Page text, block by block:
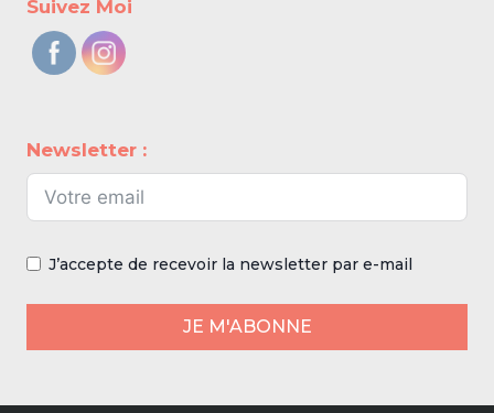
Suivez Moi
Newsletter :
J’accepte de recevoir la newsletter par e-mail
JE M'ABONNE